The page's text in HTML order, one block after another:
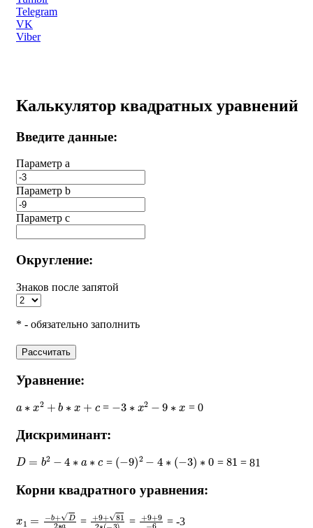
Telegram
VK
Viber
Калькулятор квадратных уравнений
Введите данные:
Параметр a
Параметр b
Параметр с
Округление:
Знаков после запятой
* - обязательно заполнить
Рассчитать
Уравнение:
2 b ∗ = 3∗ 2− ∗ = 0
Дискриминант:
D= 2− a = (− 9)2− ∗ −3 ∗ = 81 = 81
Корни квадратного уравнения:
+ D2∗ = + 9+ 812 −3 )
= + 9 +9 = -3